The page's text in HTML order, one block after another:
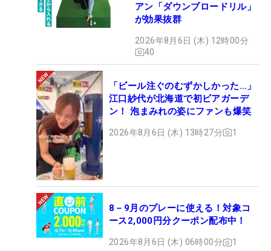
アン「ダウンブロードリル」
が効果抜群
2026年8月6日 (木) 12時00分
40
「ビール注ぐのむずかしかった…」
江口紗代が北海道で初ビアガーデ
ン！ 泡まみれの姿にファンも爆笑
2026年8月6日 (木) 13時27分 1
8－9月のプレーに使える！対象コ
ース2,000円分クーポン配布中！
2026年8月6日 (木) 06時00分 1